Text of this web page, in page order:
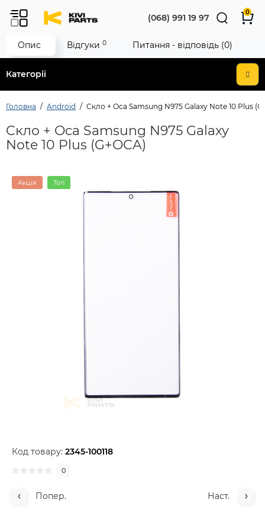
Категорії
(068) 991 19 97
0
Головна Android Cкло + Oca Samsung N975 Galaxy Note 10 Plus
Cкло + Oca Samsung N975 Galaxy
Note 10 Plus (G+OCA)
Акція Топ
Код товару: 2345-100118
0
Попер. Наст.
Опис Відгуки 0 Питання - відповідь (0)